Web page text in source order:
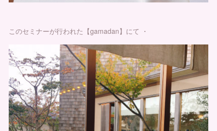
このセミナーが行われた【gamadan】にて ・